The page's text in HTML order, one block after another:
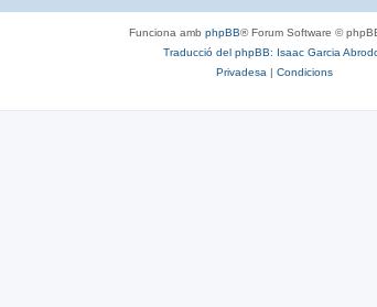
Funciona amb phpBB® Forum Software ©
Traducció del phpBB: Isaac Garcia
Privadesa | Condicions